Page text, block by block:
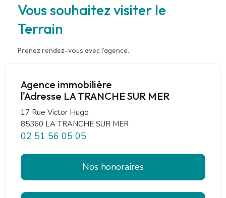
Vous souhaitez visiter le
Terrain
Prenez rendez-vous avec l'agence.
Agence immobilière
l'Adresse LA TRANCHE SUR MER
17 Rue Victor Hugo
85360 LA TRANCHE SUR MER
02 51 56 05 05
Nos honoraires